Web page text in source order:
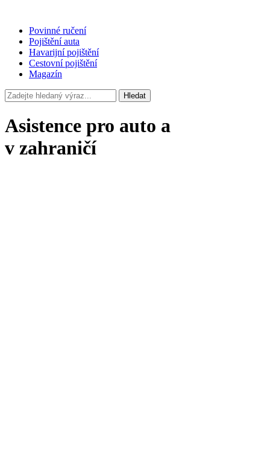
Povinné ručení
Pojištění auta
Havarijní pojištění
Cestovní pojištění
Magazín
Hledat
Asistence pro auto a
v zahraničí